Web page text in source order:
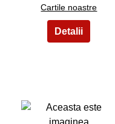
Cartile noastre